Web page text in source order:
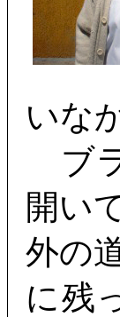
いな
ブ
開い
外の
に残